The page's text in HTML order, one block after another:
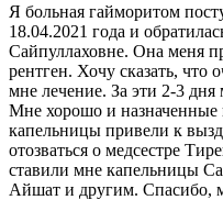
Я больная гайморитом
18.04.2021 года и
Сайпуллаховне. Она меня
рентген. Хочу сказать, что
мне лечение. За эти 2-3 дня
Мне хорошо и
капельницы привели к
отозваться о медсестре
ставили мне капельницы
Айшат и другим. Спасибо,